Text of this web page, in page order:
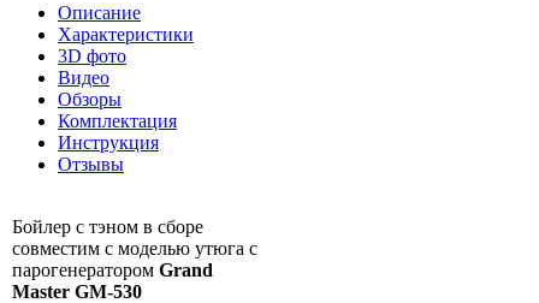
Описание
Характеристики
3D фото
Видео
Обзоры
Комплектация
Инструкция
Отзывы
Бойлер с тэном в сборе
совместим с моделью утюга с
парогенератором Grand
Master GM-530